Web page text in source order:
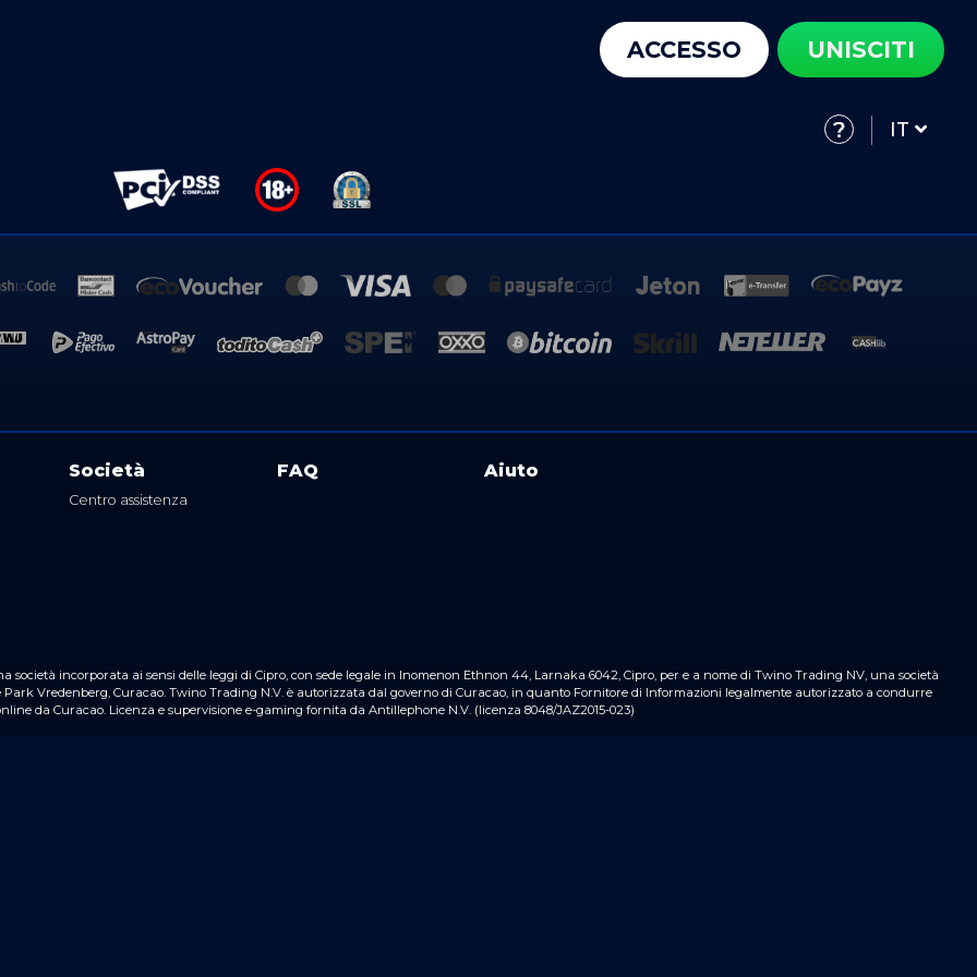
ACCESSO UNISCITI
IT
Società
Centro assistenza
FAQ Aiuto
società incorporata ai sensi delle leggi di Cipro, con sede legale in Inomenon Ethnon 44, Larnaka 6042, Cipro, per e a nome di Twino Trading NV, una società
Park Vredenberg, Curacao. Twino Trading N.V. è autorizzata dal governo di Curacao, in quanto Fornitore di Informazioni legalmente autorizzato a condurre
da Curacao. Licenza e supervisione e-gaming fornita da Antillephone N.V. (licenza 8048/JAZ2015-023)